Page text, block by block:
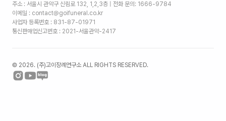
주소 : 서울시 관악구 신림로 132, 1,2,3층 | 전화 문의: 1666-9784
이메일 : contact@goifuneral.co.kr
사업자 등록번호 : 831-87-01971
통신판매업신고번호 : 2021-서울관악-2417
© 2026. (주)고이장례연구소 ALL RIGHTS RESERVED.